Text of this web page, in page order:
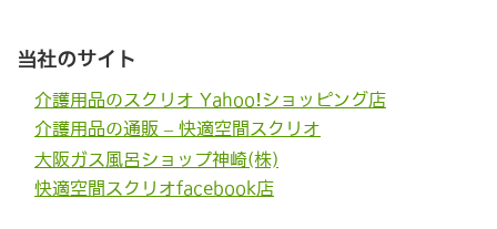
事
当社のサイト
介護用品のスクリオ Yahoo!ショッピング店
介護用品の通販 – 快適空間スクリオ
大阪ガス風呂ショップ神崎(株)
快適空間スクリオfacebook店